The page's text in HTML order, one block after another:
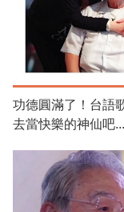
功德圓滿了！台語
去當快樂的神仙吧...